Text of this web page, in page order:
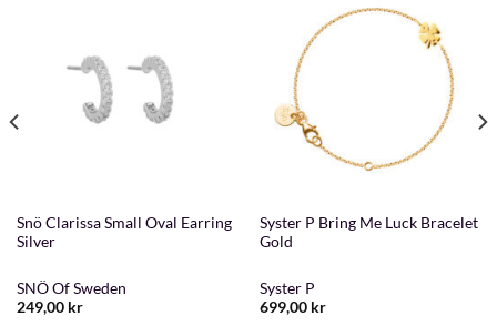
Snö Clarissa Small Oval Earring
Silver
SNÖ Of Sweden
249,00 kr
Syster P Bring Me Luck Bracelet
Gold
Syster P
699,00 kr